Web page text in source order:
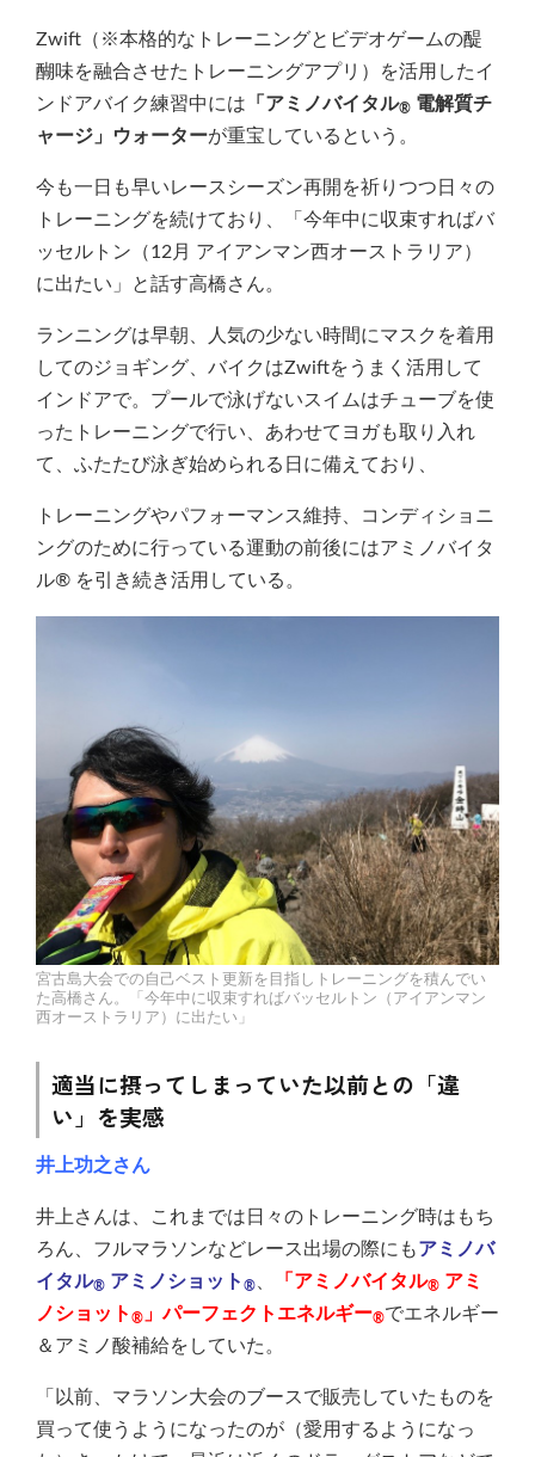
Zwift（※本格的なトレーニングとビデオゲームの醍
醐味を融合させたトレーニングアプリ）を活用したイ
ンドアバイク練習中には 「アミノバイタル® 電解質チ
ャージ」ウォーターが重宝しているという。
今も一日も早いレースシーズン再開を祈りつつ日々の
トレーニングを続けており、「今年中に収束すればバ
ッセルトン（12月 アイアンマン西オーストラリア）
に出たい」と話す高橋さん。
ランニングは早朝、人気の少ない時間にマスクを着用
してのジョギング、バイクはZwiftをうまく活用して
インドアで。プールで泳げないスイムはチューブを使
ったトレーニングで行い、あわせてヨガも取り入れ
て、ふたたび泳ぎ始められる日に備えており、
トレーニングやパフォーマンス維持、コンディショニ
ングのために行っている運動の前後にはアミノバイタ
ル® を引き続き活用している。
宮古島大会での自己ベスト更新を目指しトレーニングを積んでい
た高橋さん。「今年中に収束すればバッセルトン（アイアンマン
西オーストラリア）に出たい」
適当に摂ってしまっていた以前との「違
い」を実感
井上功之さん
井上さんは、これまでは日々のトレーニング時はもち
ろん、フルマラソンなどレース出場の際にもアミノバ
イタル® アミノショット ® 「アミノバイタル® アミ
ノショット ® 」パーフェクトエネルギー®でエネルギー
＆アミノ酸補給をしていた。
「以前、マラソン大会のブースで販売していたものを
買って使うようになったのが（愛用するようになっ